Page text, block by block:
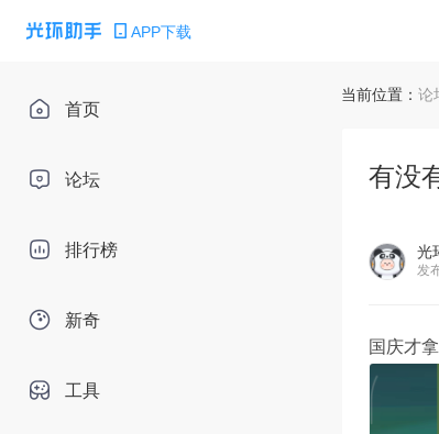
APP下载
首页
论坛
排行榜
新奇
工具
当前位置： 论
有没
光
发
国庆才